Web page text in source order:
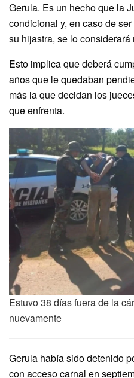
Gerula. Es un hecho que la
condicional y, en caso de
su hijastra, se lo considerará
Esto implica que deberá
años que le quedaban
más la que decidan los
que enfrenta.
Estuvo 38 días fuera de la
nuevamente
Gerula había sido detenido
con acceso carnal en